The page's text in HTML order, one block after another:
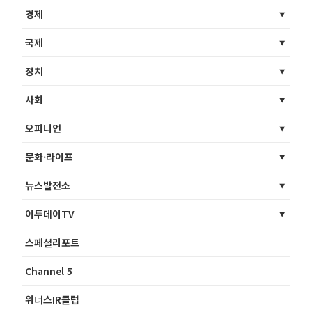
경제
국제
정치
사회
오피니언
문화·라이프
뉴스발전소
이투데이TV
스페셜리포트
Channel 5
위너스IR클럽